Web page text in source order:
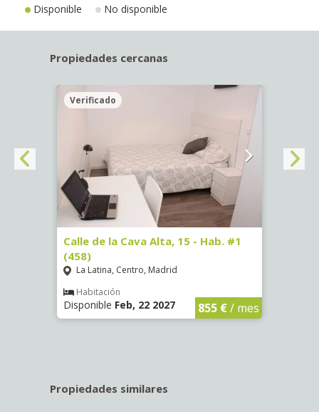
Disponible No disponible
Propiedades cercanas
Verificado
Calle de la Cava Alta, 15 - Hab. #1
(458)
La Latina, Centro, Madrid
Habitación
Disponible Feb, 22 2027 855 €/ mes
Propiedades similares